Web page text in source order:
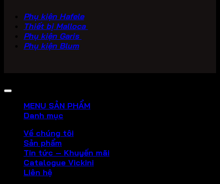
Phụ kiện Hafele
Thiết bị Malloca
Phụ kiện Garis
Phụ kiện Blum
MENU SẢN PHẨM
Danh mục
Về chúng tôi
Sản phẩm
Tin tức – Khuyến mãi
Catalogue Vickini
Liên hệ